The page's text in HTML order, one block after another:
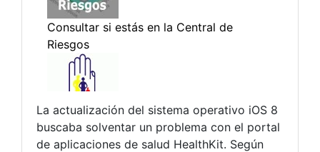
La actualización del sistema operativo iOS 8
buscaba solventar un problema con el portal
de aplicaciones de salud HealthKit. Según